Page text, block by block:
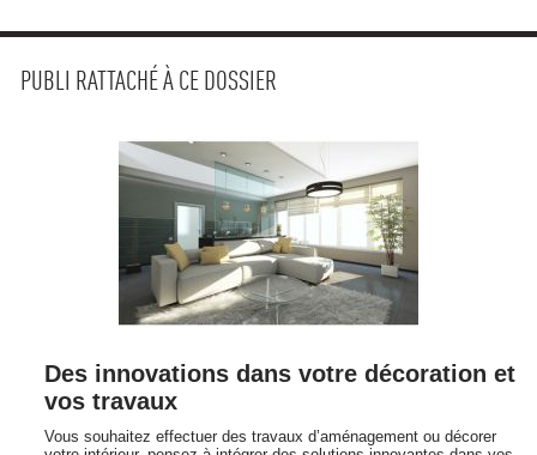
PUBLI RATTACHÉ À CE DOSSIER
Des innovations dans votre décoration et
vos travaux
Vous souhaitez effectuer des travaux d’aménagement ou décorer